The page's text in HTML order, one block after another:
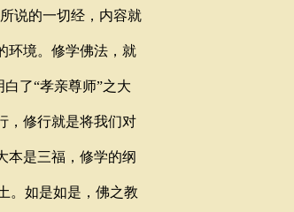
说的一切经，内容就
环境。修学佛法，就
了“孝亲尊师”之大
，修行就是将我们对
本是三福，修学的纲
。如是如是，佛之教